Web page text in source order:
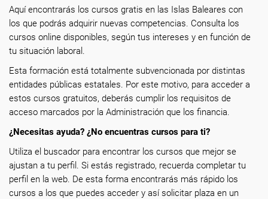
Aquí encontrarás los cursos gratis en las Islas Baleares con
los que podrás adquirir nuevas competencias. Consulta los
cursos online disponibles, según tus intereses y en función de
tu situación laboral.
Esta formación está totalmente subvencionada por distintas
entidades públicas estatales. Por este motivo, para acceder a
estos cursos gratuitos, deberás cumplir los requisitos de
acceso marcados por la Administración que los financia.
¿Necesitas ayuda? ¿No encuentras cursos para ti?
Utiliza el buscador para encontrar los cursos que mejor se
ajustan a tu perfil. Si estás registrado, recuerda completar tu
perfil en la web. De esta forma encontrarás más rápido los
cursos a los que puedes acceder y así solicitar plaza en un